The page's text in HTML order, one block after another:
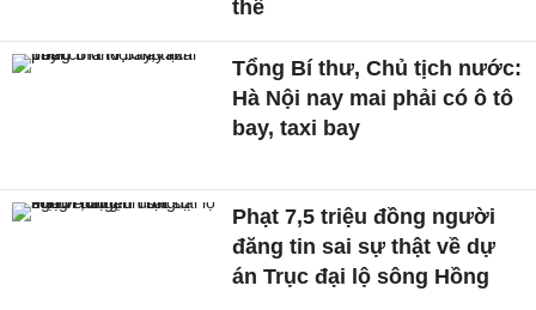
thể
Tổng Bí thư, Chủ tịch nước:
Hà Nội nay mai phải có ô tô
bay, taxi bay
Phạt 7,5 triệu đồng người
đăng tin sai sự thật về dự
án Trục đại lộ sông Hồng